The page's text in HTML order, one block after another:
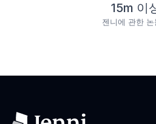
15m 이
젠니에 관한 논